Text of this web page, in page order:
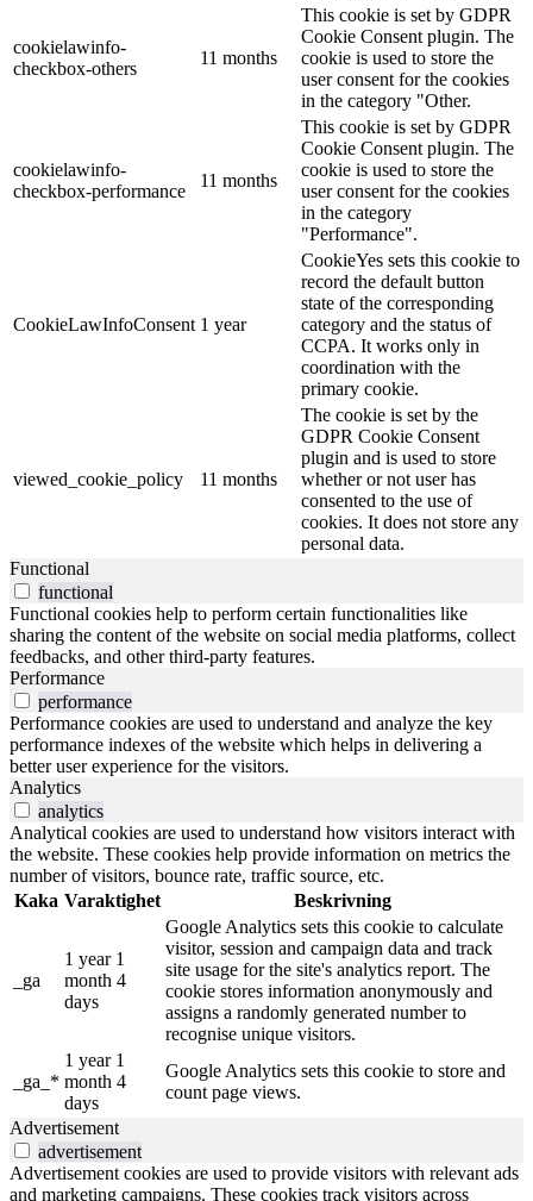
cookielawinfo-
checkbox-others
11 months
This cookie is set by GDPR
Cookie Consent plugin. The
cookie is used to store the
user consent for the cookies
in the category "Other.
cookielawinfo-
checkbox-performance
11 months
This cookie is set by GDPR
Cookie Consent plugin. The
cookie is used to store the
user consent for the cookies
in the category
"Performance".
CookieLawInfoConsent 1 year
CookieYes sets this cookie to
record the default button
state of the corresponding
category and the status of
CCPA. It works only in
coordination with the
primary cookie.
viewed_cookie_policy 11 months
The cookie is set by the
GDPR Cookie Consent
plugin and is used to store
whether or not user has
consented to the use of
cookies. It does not store any
personal data.
Functional
functional
Functional cookies help to perform certain functionalities like
sharing the content of the website on social media platforms, collect
feedbacks, and other third-party features.
Performance
performance
Performance cookies are used to understand and analyze the key
performance indexes of the website which helps in delivering a
better user experience for the visitors.
Analytics
analytics
Analytical cookies are used to understand how visitors interact with
the website. These cookies help provide information on metrics the
number of visitors, bounce rate, traffic source, etc.
Kaka Varaktighet Beskrivning
_ga
1 year 1
month 4
days
Google Analytics sets this cookie to calculate
visitor, session and campaign data and track
site usage for the site's analytics report. The
cookie stores information anonymously and
assigns a randomly generated number to
recognise unique visitors.
_ga_*
1 year 1
month 4
days
Google Analytics sets this cookie to store and
count page views.
Advertisement
advertisement
Advertisement cookies are used to provide visitors with relevant ads
and marketing campaigns. These cookies track visitors across